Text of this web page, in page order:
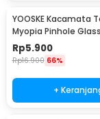
YOOSKE Kacamata
Myopia Pinhole
D11301
Rp5.900
Rp16.900 66%
+